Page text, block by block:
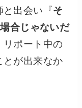
出会い『そ
合じゃないだ
リポート中の
とが出来なか